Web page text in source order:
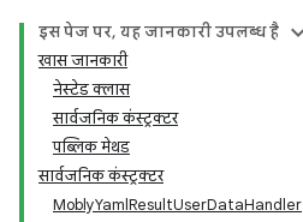
इस पेज पर, यह जानकारी उपलब्ध है
खास जानकारी
नेस्टेड क्लास
सार्वजनिक कंस्ट्रक्टर
पब्लिक मेथड
सार्वजनिक कंस्ट्रक्टर
MoblyYamlResultUserDataHandler